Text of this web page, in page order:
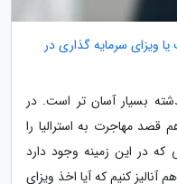
ویزای سرمایه گذاری در
بسیار آسان تر است. در
قصد مهاجرت به استرالیا را
که در این زمینه وجود دارد
آنالیز کنیم که آیا اخذ ویزای